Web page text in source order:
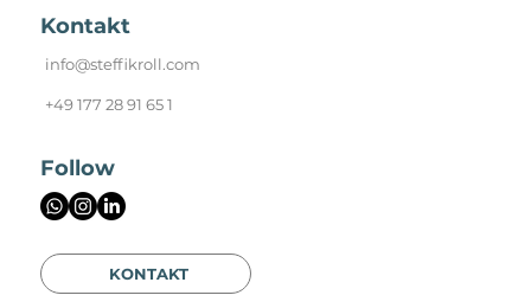
Kontakt
info@steffikroll.com
+49 177 28 91 65 1
Follow
KONTAKT